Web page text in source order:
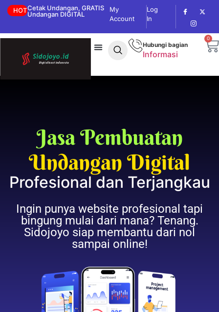
HOTCetak Undangan, GRATIS
Undangan DIGITAL
My
Account
Log
In
Hubungi bagian
Informasi
0
Jasa Pembuatan
Undangan Digital
Profesional dan Terjangkau
Ingin punya website profesional tapi
bingung mulai dari mana? Tenang.
Sidojoyo siap membantu dari nol
sampai online!